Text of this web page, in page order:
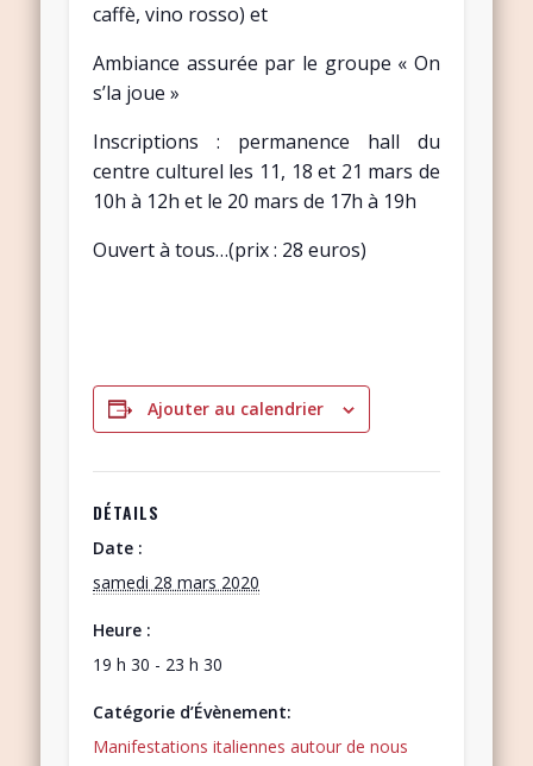
caffè, vino rosso) et
Ambiance assurée par le groupe « On
s’la joue »
Inscriptions : permanence hall du
centre culturel les 11, 18 et 21 mars de
10h à 12h et le 20 mars de 17h à 19h
Ouvert à tous…(prix : 28 euros)
Ajouter au calendrier
DÉTAILS
Date :
samedi 28 mars 2020
Heure :
19 h 30 - 23 h 30
Catégorie d’Évènement:
Manifestations italiennes autour de nous